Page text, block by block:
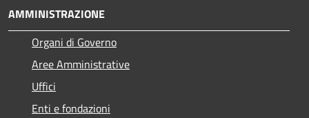
AMMINISTRAZIONE
Organi di Governo
Aree Amministrative
Uffici
Enti e fondazioni